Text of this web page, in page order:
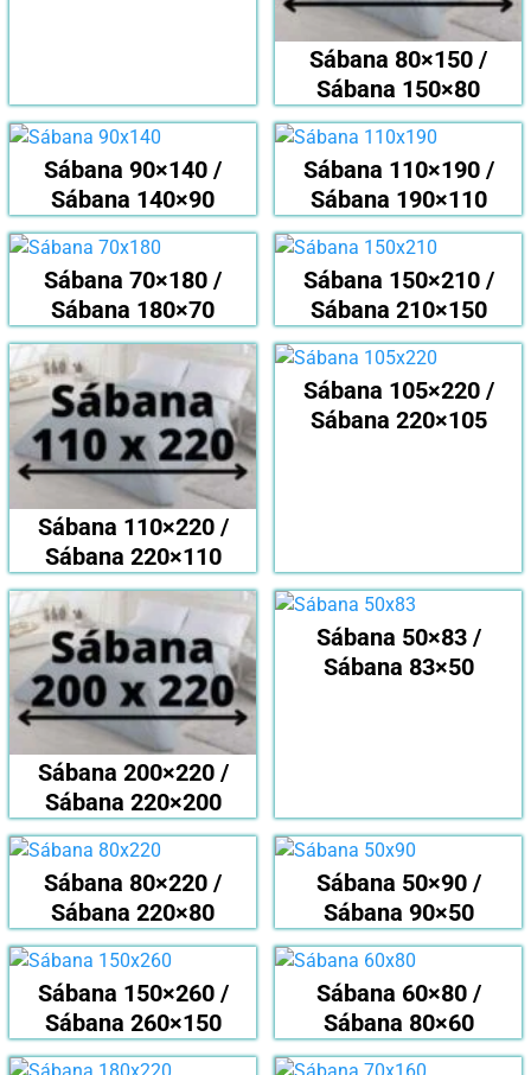
Sábana 80×150 /
Sábana 150×80
Sábana 90×140 /
Sábana 140×90
Sábana 110×190 /
Sábana 190×110
Sábana 70×180 /
Sábana 180×70
Sábana 150×210 /
Sábana 210×150
Sábana 110×220 /
Sábana 220×110
Sábana 105×220 /
Sábana 220×105
Sábana 200×220 /
Sábana 220×200
Sábana 50×83 /
Sábana 83×50
Sábana 80×220 /
Sábana 220×80
Sábana 50×90 /
Sábana 90×50
Sábana 150×260 /
Sábana 260×150
Sábana 60×80 /
Sábana 80×60